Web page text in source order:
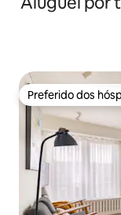
Preferido dos
Preferido dos